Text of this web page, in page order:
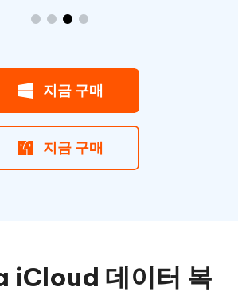
지금 구매
지금 구매
iCloud 데이터 복